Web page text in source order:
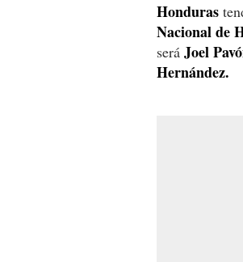
Honduras
Nacional de
será Joel
Hernández.